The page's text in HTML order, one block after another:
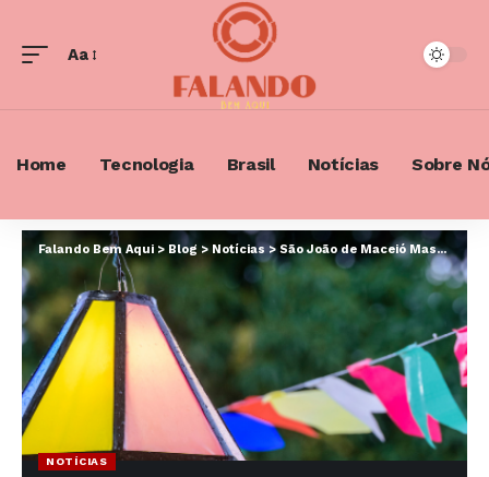
Font
Aa
Home Tecnologia Brasil Notícias Sobre
Falando Bem Aqui > Blog > Notícias >São João de Maceió Massayó 2026: programação, atrações e impacto cultural na capital alagoana
NOTÍCIAS